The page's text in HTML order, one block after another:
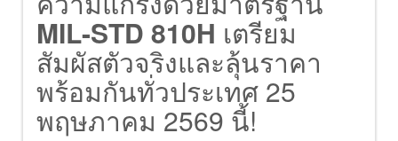
MIL-STD 810H เตรียม
สัมผัสตัวจริงและลุ้นราคา
พร้อมกันทั่วประเทศ 25
พฤษภาคม 2569 นี้!